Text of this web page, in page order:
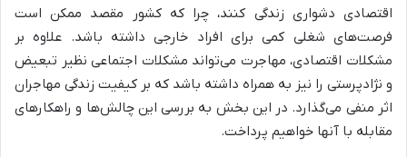
اقتصادی دشواری زندگی کنند، چرا که کشور مقصد ممکن است
فرصت‌های شغلی کمی برای افراد خارجی داشته باشد. علاوه بر
مشکلات اقتصادی، مهاجرت می‌تواند مشکلات اجتماعی نظیر تبعیض
و نژادپرستی را نیز به همراه داشته باشد که بر کیفیت زندگی مهاجران
اثر منفی می‌گذارد. در این بخش به بررسی این چالش‌ها و راهکارهای
مقابله با آنها خواهیم پرداخت.